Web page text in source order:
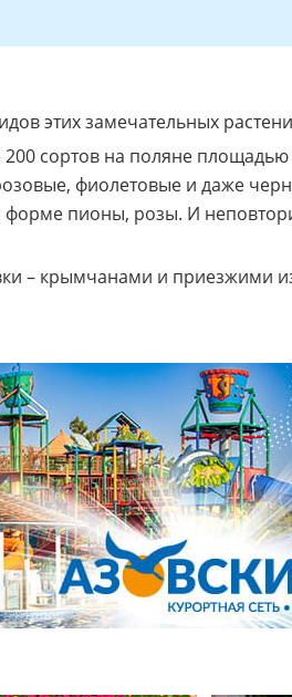
этих замечательных
сортов на поляне площадью
фиолетовые и даже
форме пионы, розы. И
– крымчанами и приезжими